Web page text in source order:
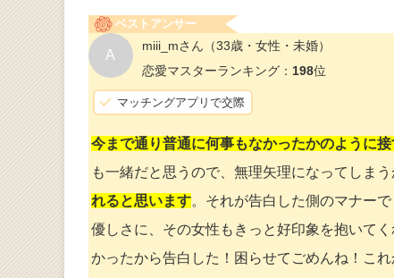
ベストアンサー
A
miii_mさん （33歳・女性・未婚）
恋愛マスターランキング： 198位
マッチングアプリで交際
今まで通り普通に何事もなかったかのように
も一緒だと思うので、無理矢理になってしま
れると思います。それが告白した側のマナー
優しさに、その女性もきっと好印象を抱いて
かったから告白した！困らせてごめんね！こ